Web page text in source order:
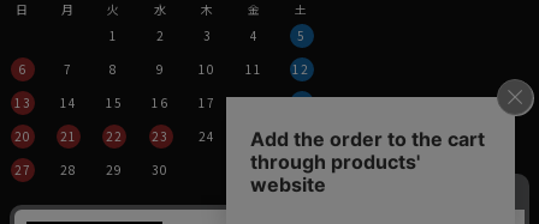
日 月 火 水 木 金
土
1
2 3 4
5
6
7 8 9 10 11
12
13
14 15 16 17 18
19
20
21 22 23 24 25
26
27
28 29 30
営業時間：平日11時～17時